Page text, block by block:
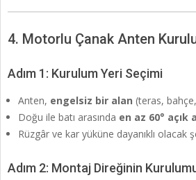
4. Motorlu Çanak Anten
Adım 1: Kurulum Yeri Seçimi
Anten, engelsiz bir alan (teras,
Doğu ile batı arasında en az 60° açık
Rüzgâr ve kar yüküne dayanıklı olacak
Adım 2: Montaj Direğinin